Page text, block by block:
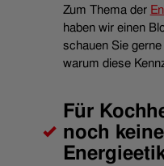
Zum Thema der
haben wir einen
schauen Sie
warum diese
Für
noch keine